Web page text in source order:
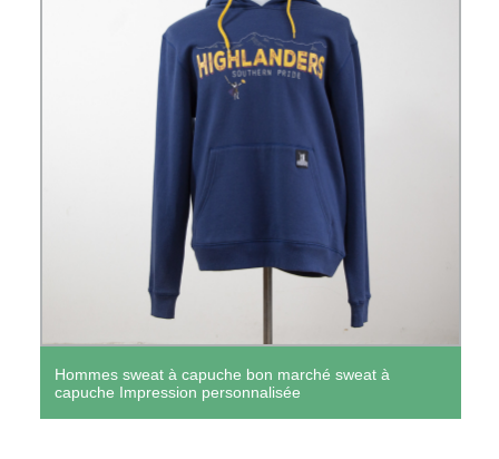
Hommes sweat à capuche bon marché sweat à
capuche Impression personnalisée